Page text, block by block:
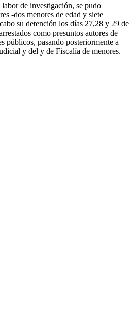
de investigación, se pudo
-dos menores de edad y siete
su detención los días 27,28 y 29 de
como presuntos autores de
públicos, pasando posteriormente a
y del y de Fiscalía de menores.